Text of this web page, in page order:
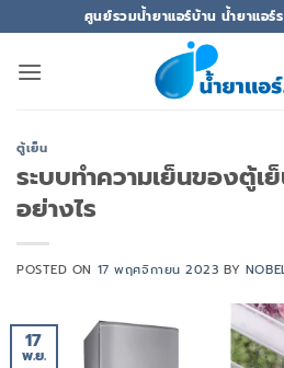
ไป
ยัง
ศูนย์รวมน้ำยาแอร์บ้าน น้ำยาแอ
ตู้เย็น
ระบบทำความเย็นของตู้เ
อย่างไร
POSTED ON 17 พฤศจิกายน 2023 BY
17
พ.ย.